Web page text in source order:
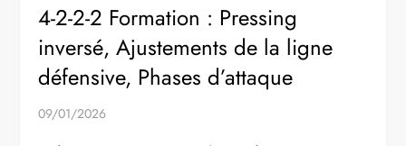
4-2-2-2 Formation : Pressing
inversé, Ajustements de la ligne
défensive, Phases d’attaque
09/01/2026